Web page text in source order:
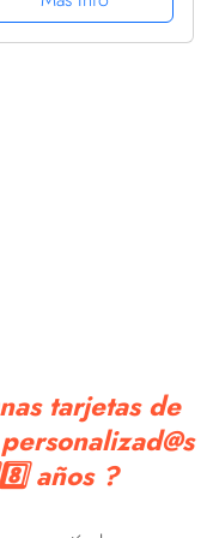
Y
APUNTES,
tarjetas de
años ?